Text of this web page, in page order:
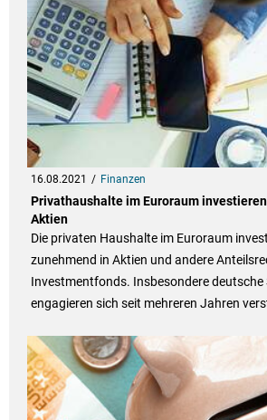
16.08.2021 Finanzen
Privathaushalte im Euroraum
Aktien
Die privaten Haushalte im Euroraum
zunehmend in Aktien und andere
Investmentfonds. Insbesondere deutsche
engagieren sich seit mehreren Jahren